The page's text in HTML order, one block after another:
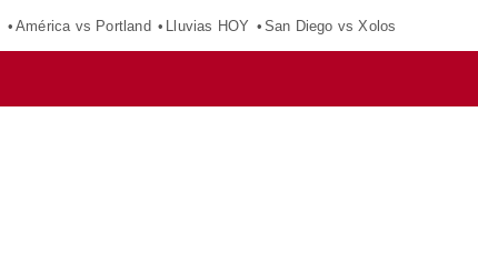
América vs Portland Lluvias HOY San Diego vs Xolos